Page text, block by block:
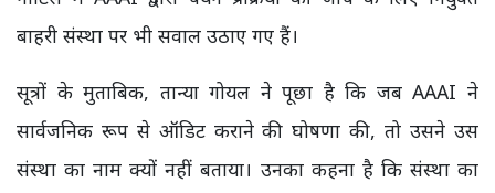
बाहरी संस्था पर भी सवाल उठाए गए हैं।
सूत्रों के मुताबिक, तान्या गोयल ने पूछा है कि जब AAAI ने
सार्वजनिक रूप से ऑडिट कराने की घोषणा की, तो उसने उस
संस्था का नाम क्यों नहीं बताया। उनका कहना है कि संस्था का